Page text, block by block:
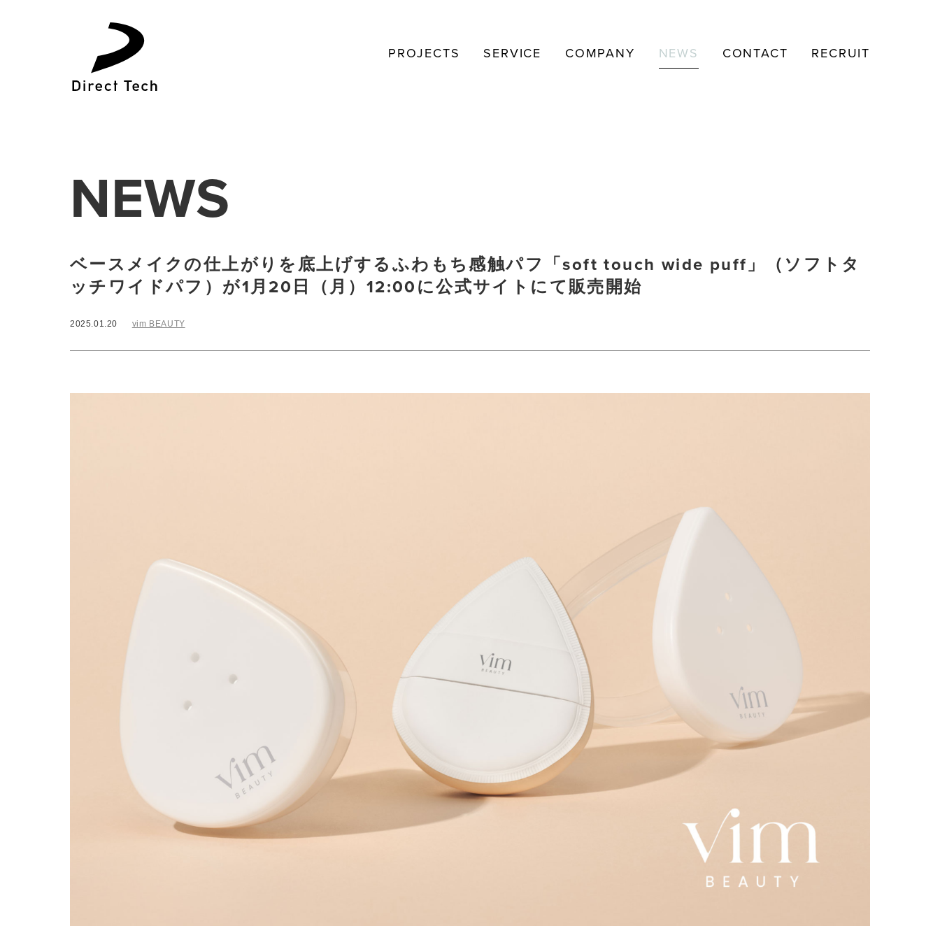
PROJECTS SERVICE COMPANY NEWS CONTACT RECRUIT
NEWS
ベースメイクの仕上がりを底上げするふわもち感触パフ「soft touch wide puff」（ソフトタ
ッチワイドパフ）が1月20日（月）12:00に公式サイトにて販売開始
2025.01.20 vim BEAUTY